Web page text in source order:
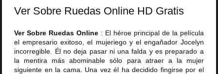
Ver Sobre Ruedas Online HD Gratis
Ver Sobre Ruedas Online : El héroe principal de la película
el empresario exitoso, el mujeriego y el engañador Jocelyn
incorregible. Él no deja pasar ni una falda y es preparado a
la mentira más abominable sólo para atraer a la mujer
siguiente en la cama. Una vez él ha decidido fingirse por el